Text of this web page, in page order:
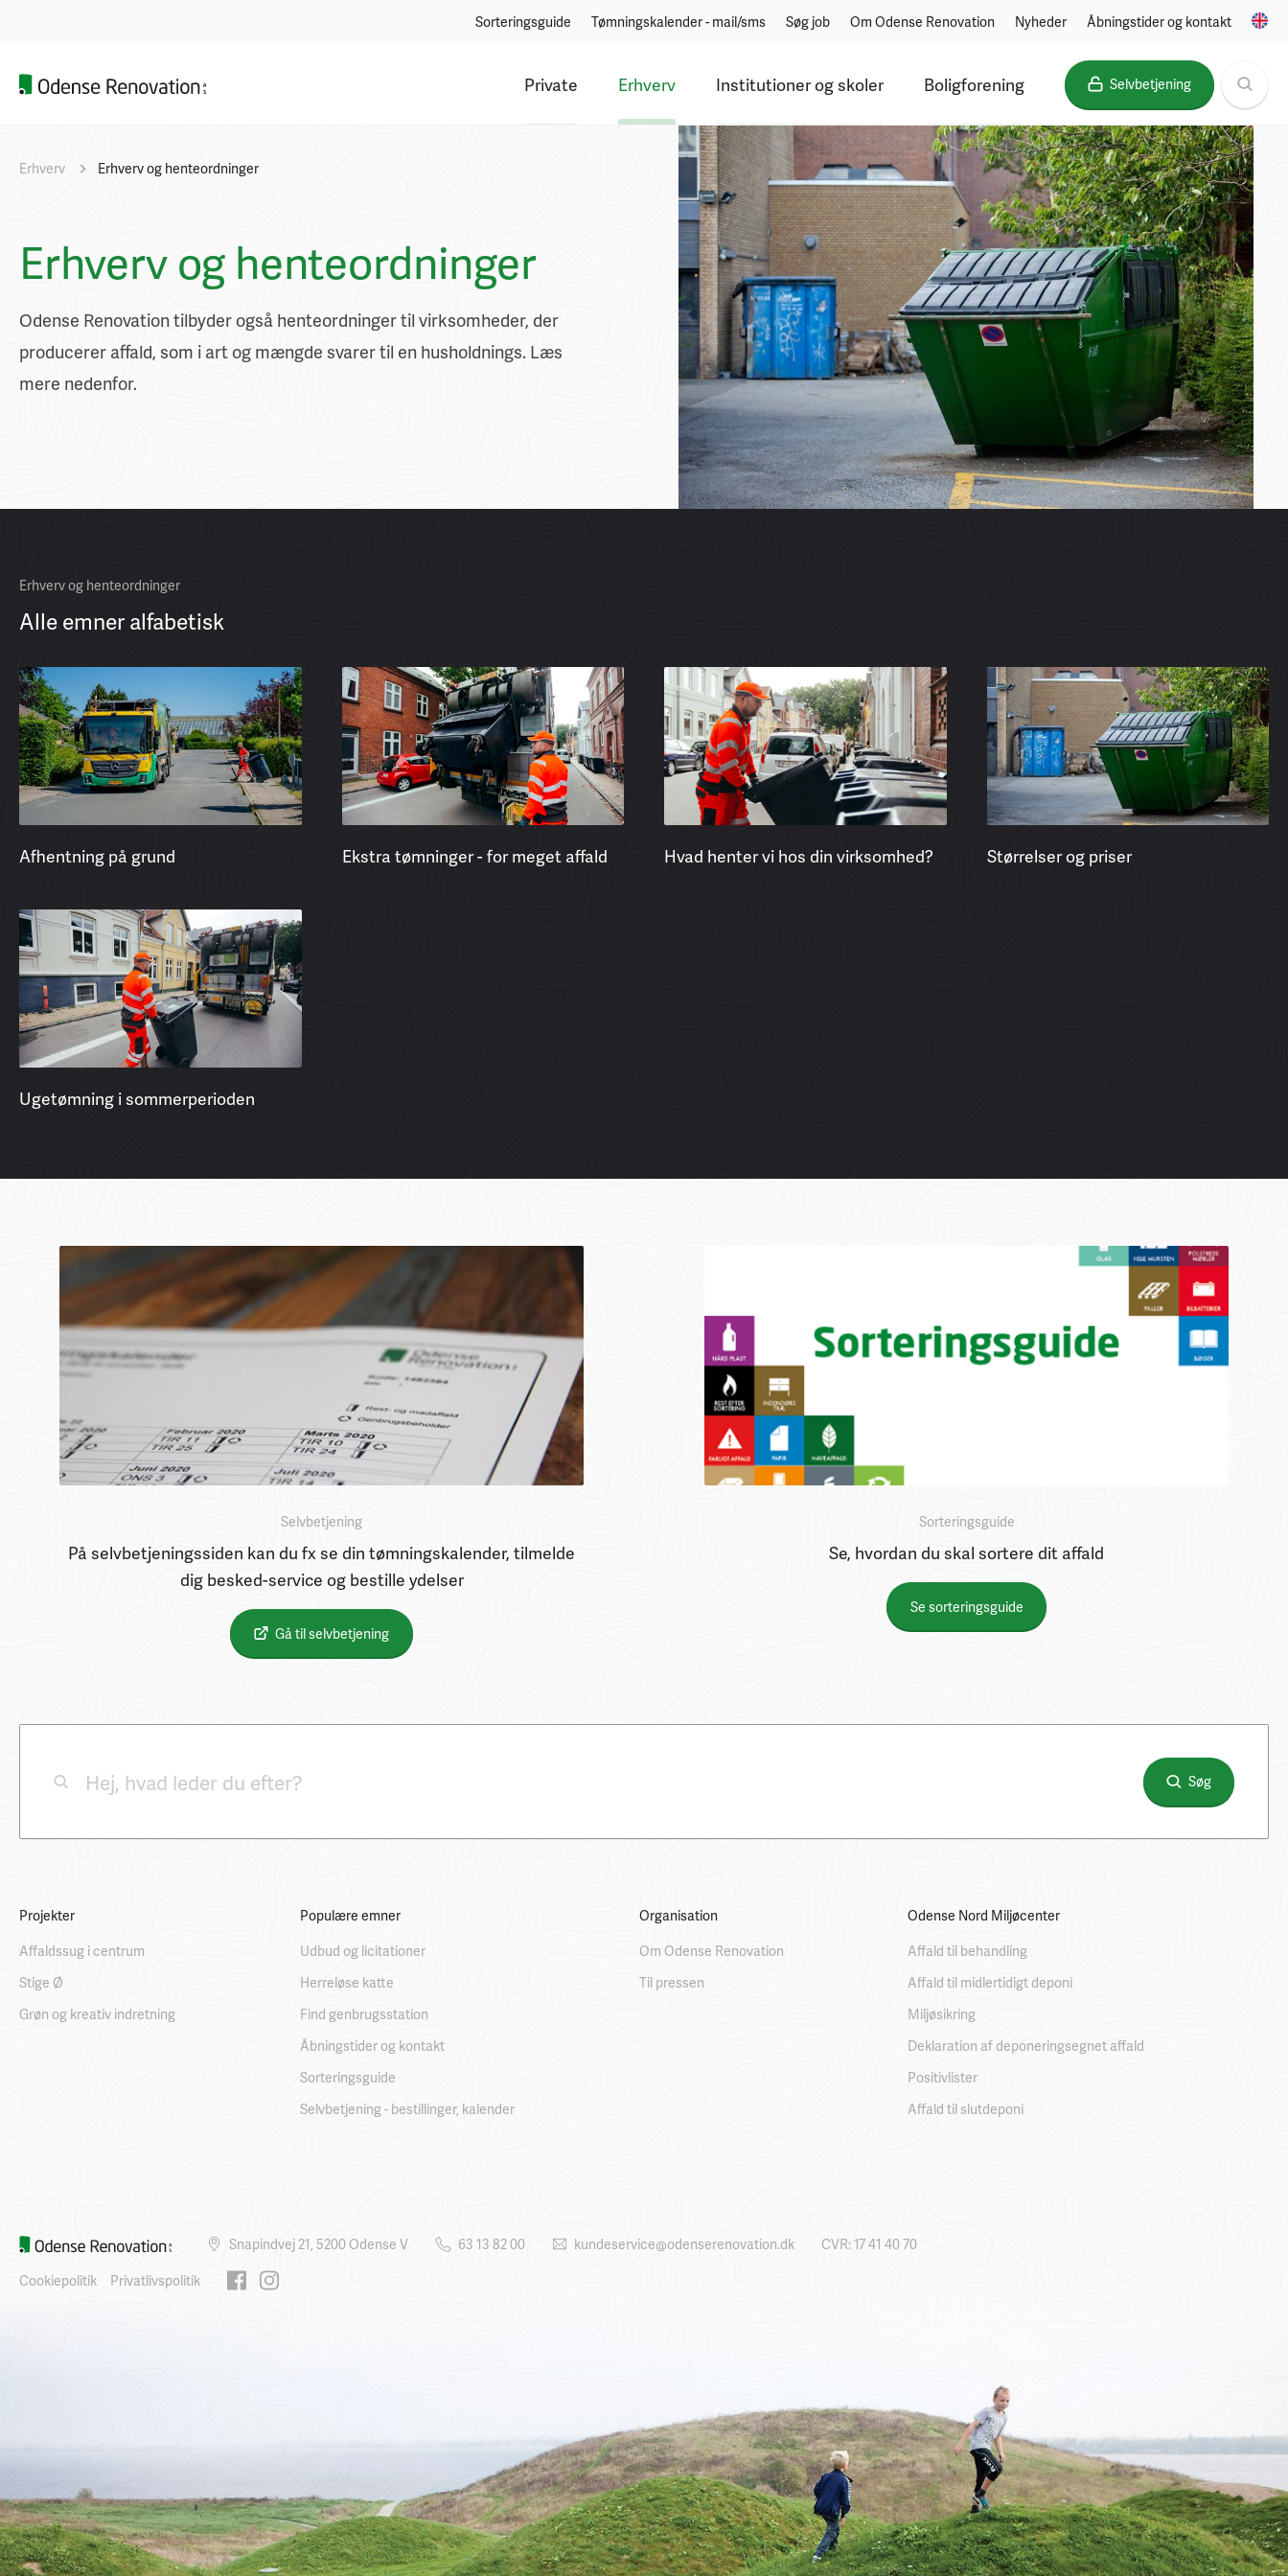
Sorteringsguide Tømningskalender - mail/sms Søg job Om Odense Renovation Nyheder Åbningstider og kontakt
Private Erhverv Institutioner og skoler Boligforening Selvbetjening
Erhverv Erhverv og henteordninger
Erhverv og henteordninger
Odense Renovation tilbyder også henteordninger til virksomheder, der
producerer affald, som i art og mængde svarer til en husholdnings. Læs
mere nedenfor.
Erhverv og henteordninger
Alle emner alfabetisk
Afhentning på grund Ekstra tømninger - for meget affald Hvad henter vi hos din virksomhed? Størrelser og priser
Ugetømning i sommerperioden
Selvbetjening
På selvbetjeningssiden kan du fx se din tømningskalender, tilmelde
dig besked-service og bestille ydelser
Gå til selvbetjening
Sorteringsguide
Se, hvordan du skal sortere dit affald
Se sorteringsguide
Søg
Projekter
Affaldssug i centrum
Stige Ø
Grøn og kreativ indretning
Populære emner
Udbud og licitationer
Herreløse katte
Find genbrugsstation
Åbningstider og kontakt
Sorteringsguide
Selvbetjening - bestillinger, kalender
Organisation
Om Odense Renovation
Til pressen
Odense Nord Miljøcenter
Affald til behandling
Affald til midlertidigt deponi
Miljøsikring
Deklaration af deponeringsegnet affald
Positivlister
Affald til slutdeponi
Snapindvej 21, 5200 Odense V 63 13 82 00 kundeservice@odenserenovation.dk
CVR: 17 41 40 70
Cookiepolitik
Privatlivspolitik